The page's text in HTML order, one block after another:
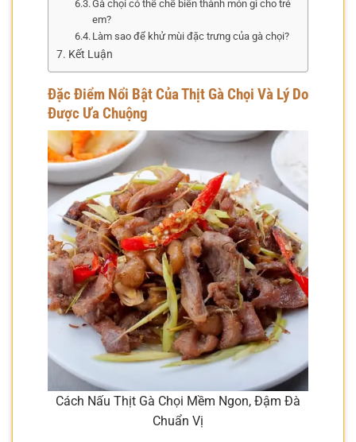
Gà chọi có thể chế biến thành món gì cho trẻ
em?
Làm sao để khử mùi đặc trưng của gà chọi?
Kết Luận
Đặc Điểm Nổi Bật Của Thịt Gà Chọi Và Lý Do
Được Ưa Chuộng
Cách Nấu Thịt Gà Chọi Mềm Ngon, Đậm Đà
Chuẩn Vị